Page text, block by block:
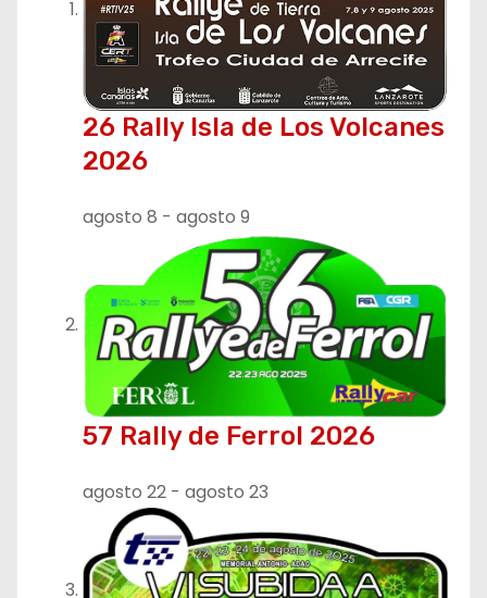
26 Rally Isla de Los Volcanes
2026
agosto 8 - agosto 9
57 Rally de Ferrol 2026
agosto 22 - agosto 23